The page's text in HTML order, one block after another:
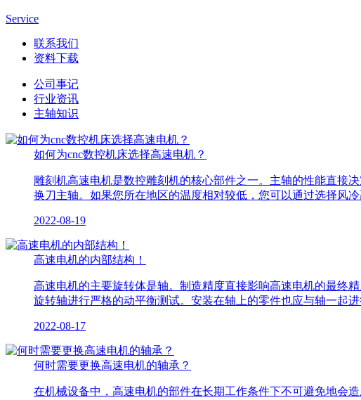
Service
联系我们
资料下载
公司事记
行业资讯
主轴知识
如何为cnc数控机床选择高速电机？
雕刻机高速电机是数控雕刻机的核心部件之一。主轴的性能直接
换刀主轴。如果您所在地区的温度相对较低，您可以通过选择风
2022-08-19
高速电机的内部结构！
高速电机的主要旋转体是轴。制造精度直接影响高速电机的最终
旋转轴进行严格的动平衡测试。安装在轴上的零件也应与轴一起
2022-08-17
何时需要更换高速电机的轴承？
在机械设备中，高速电机的部件在长期工作条件下不可避免地会